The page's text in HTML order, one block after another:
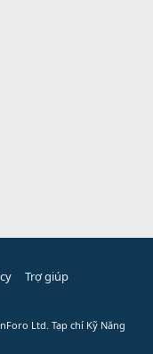
Trợ giúp
Ltd. Tạp chí Kỹ Năng